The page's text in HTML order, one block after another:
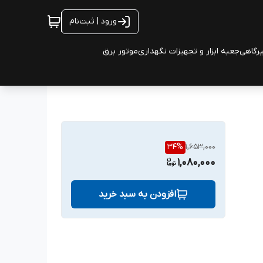
ورود | ثبت‌نام
جعبه ابزار و تجهیزات نگهداریموتور برق
1,653,000
34%
1,080,000
افزودن به سبد خرید